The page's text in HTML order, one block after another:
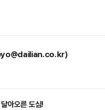
아오른 도심!